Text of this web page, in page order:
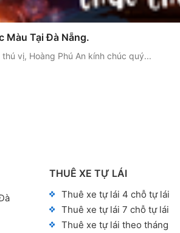
Màu Tại Đà Nẵng.
vị, Hoàng Phú An kính chúc quý...
THUÊ XE TỰ LÁI
Thuê xe tự lái 4 chỗ tự lái
Thuê xe tự lái 7 chỗ tự lái
Thuê xe tự lái theo tháng